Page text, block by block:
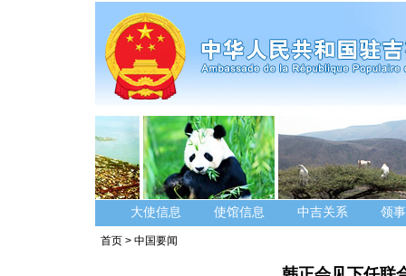
大使信息 使馆信息 中吉关系 领
首页 > 中国要闻